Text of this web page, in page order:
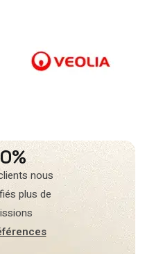
nous
plus de